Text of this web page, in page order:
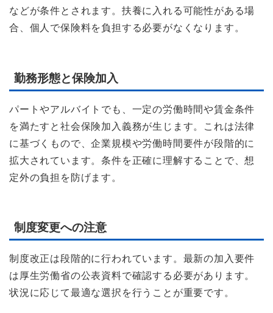
などが条件とされます。扶養に入れる可能性がある場
合、個人で保険料を負担する必要がなくなります。
勤務形態と保険加入
パートやアルバイトでも、一定の労働時間や賃金条件
を満たすと社会保険加入義務が生じます。これは法律
に基づくもので、企業規模や労働時間要件が段階的に
拡大されています。条件を正確に理解することで、想
定外の負担を防げます。
制度変更への注意
制度改正は段階的に行われています。最新の加入要件
は厚生労働省の公表資料で確認する必要があります。
状況に応じて最適な選択を行うことが重要です。